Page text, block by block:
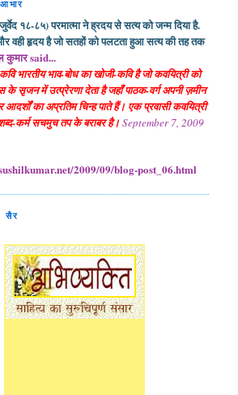
१८-८५) परमात्मा ने ह्रदय से सत्य को जन्म दिया है.
वही हृदय है जो सतहों को पलटता हुआ सत्य की तह तक
कुमार said...
भारतीय भाव-बोध का खोजी-कवि है जो कवयित्री को
सृजन में उत्प्रेरणा देता है जहाँ पाठक-वर्ग अपनी ज़मीन
का अप्रतिम चिन्ह पाते हैं। एक प्रवासी कवयित्री
कर्म सचमुच तप के बराबर है। September 7, 2009
2009/09/blog-post_06.html
सैर